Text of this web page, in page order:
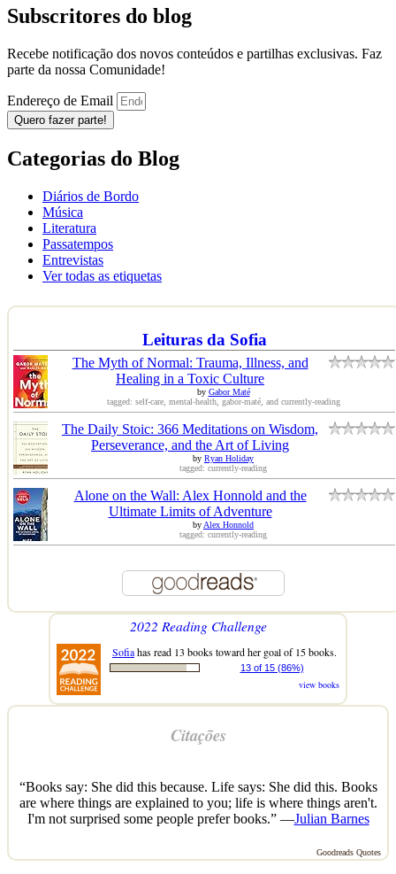
Subscritores do blog
Recebe notificação dos novos conteúdos e partilhas exclusivas. Faz
parte da nossa Comunidade!
Endereço de Email
Quero fazer parte!
Categorias do Blog
Diários de Bordo
Música
Literatura
Passatempos
Entrevistas
Ver todas as etiquetas
Leituras da Sofia
The Myth of Normal: Trauma, Illness, and
Healing in a Toxic Culture
by Gabor Maté
tagged: self-care, mental-health, gabor-maté, and currently-reading
The Daily Stoic: 366 Meditations on Wisdom,
Perseverance, and the Art of Living
by Ryan Holiday
tagged: currently-reading
Alone on the Wall: Alex Honnold and the
Ultimate Limits of Adventure
byAlex Honnold
tagged: currently-reading
2022 Reading Challenge
Sofiahas read 13 books toward her goal of 15 books.
13 of 15 (86%)
view books
Citações
“Books say: She did this because. Life says: She did this. Books
are where things are explained to you; life is where things aren't.
I'm not surprised some people prefer books.” —Julian Barnes
Goodreads Quotes